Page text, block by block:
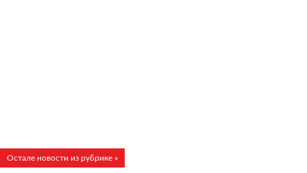
Остале новости из рубрике »